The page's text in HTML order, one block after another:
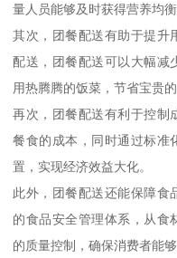
量人员能够及时获得营养均衡
其次，团餐配送有助于提升
配送，团餐配送可以大幅减
用热腾腾的饭菜，节省宝贵的
再次，团餐配送有利于控制
餐食的成本，同时通过标准
置，实现经济效益大化。
此外，团餐配送还能保障食
的食品安全管理体系，从食
的质量控制，确保消费者能